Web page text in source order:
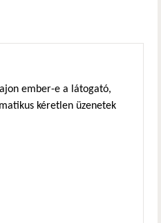
ember-e a látogató,
kéretlen üzenetek